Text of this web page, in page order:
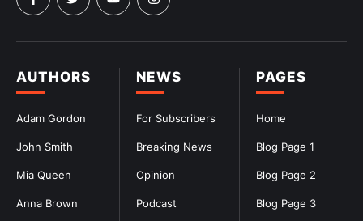
PAGES
Home
Blog Page 1
Blog Page 2
Blog Page 3
NEWS
For Subscribers
Breaking News
Opinion
Podcast
AUTHORS
Adam Gordon
John Smith
Mia Queen
Anna Brown